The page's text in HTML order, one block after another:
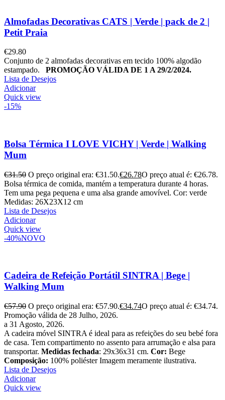
Almofadas Decorativas CATS | Verde | pack de 2 |
Petit Praia
€29.80
Conjunto de 2 almofadas decorativas em tecido 100% algodão
estampado. PROMOÇÃO VÁLIDA DE 1 A 29/2/2024.
Lista de Desejos
Adicionar
Quick view
-15%
Bolsa Térmica I LOVE VICHY | Verde | Walking
Mum
€31.50 O preço original era: €31.50.€26.78O preço atual é: €26.78.
Bolsa térmica de comida, mantém a temperatura durante 4 horas.
Tem uma pega pequena e uma alsa grande amovível. Cor: verde
Medidas: 26X23X12 cm
Lista de Desejos
Adicionar
Quick view
-40%NOVO
Cadeira de Refeição Portátil SINTRA | Bege |
Walking Mum
€57.90 O preço original era: €57.90.€34.74O preço atual é: €34.74.
Promoção válida de 28 Julho, 2026.
a 31 Agosto, 2026.
A cadeira móvel SINTRA é ideal para as refeições do seu bebé fora
de casa. Tem compartimento no assento para arrumação e alsa para
transportar. Medidas fechada: 29x36x31 cm. Cor: Bege
Composição: 100% poliéster Imagem meramente ilustrativa.
Lista de Desejos
Adicionar
Quick view